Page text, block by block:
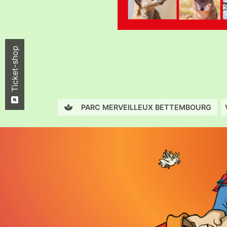
PARC MERVEILLEUX BETTEMBOURG
Ticket-shop